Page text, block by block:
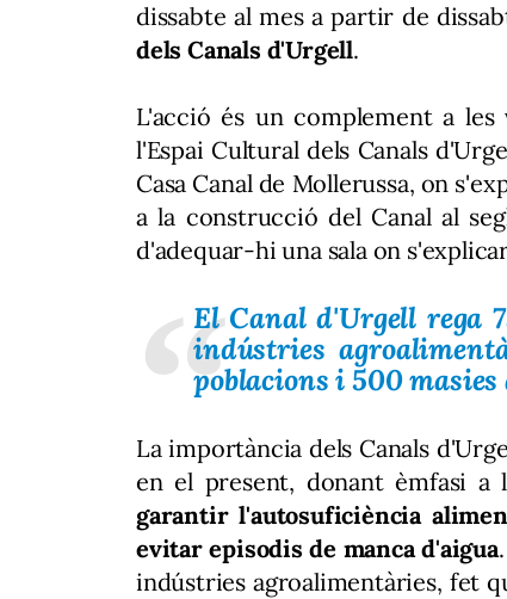
dissabte al mes a partir de
dels Canals d'Urgell.
L'acció és un complement a
l'Espai Cultural dels Canals
Casa Canal de Mollerussa, on
a la construcció del Canal al
d'adequar-hi una sala on
El Canal d'Urgell rega
indústries
poblacions i 500 masies
La importància dels Canals
en el present, donant èmfasi a
garantir l'autosuficiència
evitar episodis de manca d'aigua
indústries agroalimentàries, fet